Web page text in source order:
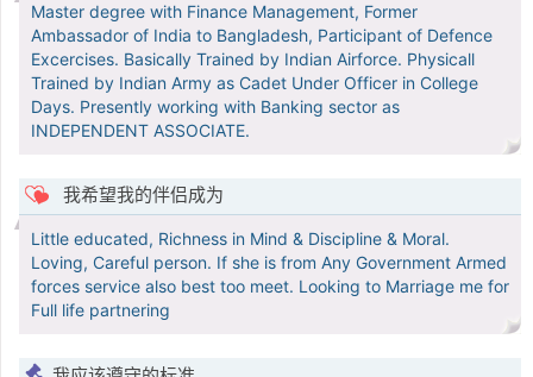
Master degree with Finance Management, Former
Ambassador of India to Bangladesh, Participant of Defence
Excercises. Basically Trained by Indian Airforce. Physicall
Trained by Indian Army as Cadet Under Officer in College
Days. Presently working with Banking sector as
INDEPENDENT ASSOCIATE.
我希望我的伴侣成为
Little educated, Richness in Mind & Discipline & Moral.
Loving, Careful person. If she is from Any Government Armed
forces service also best too meet. Looking to Marriage me for
Full life partnering